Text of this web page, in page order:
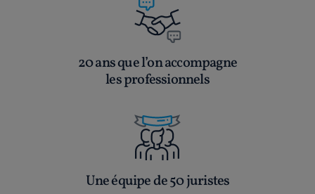
20 ans que l’on accompagne
les professionnels
Une équipe de 50 juristes